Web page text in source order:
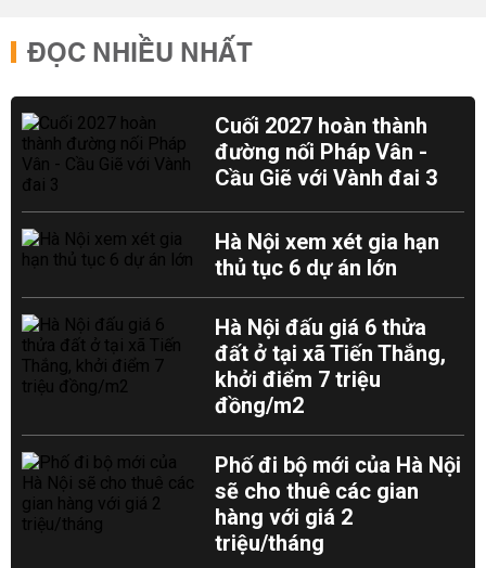
ĐỌC NHIỀU NHẤT
Cuối 2027 hoàn thành
đường nối Pháp Vân -
Cầu Giẽ với Vành đai 3
Hà Nội xem xét gia hạn
thủ tục 6 dự án lớn
Hà Nội đấu giá 6 thửa
đất ở tại xã Tiến Thắng,
khởi điểm 7 triệu
đồng/m2
Phố đi bộ mới của Hà Nội
sẽ cho thuê các gian
hàng với giá 2
triệu/tháng